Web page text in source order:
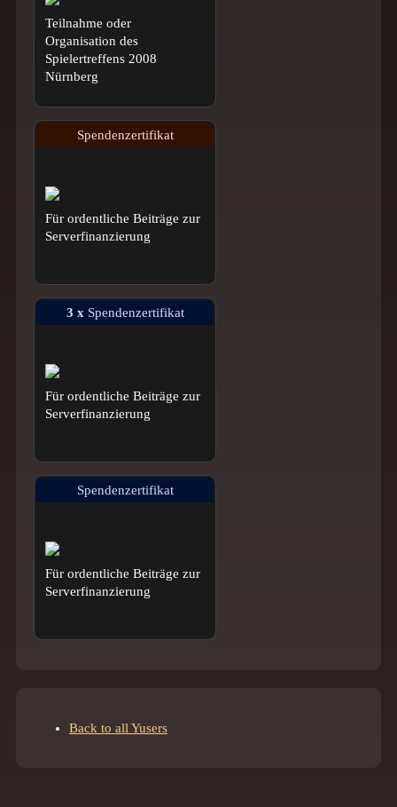
Teilnahme oder
Organisation des
Spielertreffens 2008
Nürnberg
Spendenzertifikat
Für ordentliche Beiträge zur
Serverfinanzierung
3 x Spendenzertifikat
Für ordentliche Beiträge zur
Serverfinanzierung
Spendenzertifikat
Für ordentliche Beiträge zur
Serverfinanzierung
Back to all Yusers